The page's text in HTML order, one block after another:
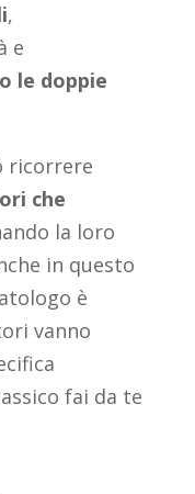
,
e
le doppie
ricorrere
che
la loro
in questo
è
vanno
fai da te